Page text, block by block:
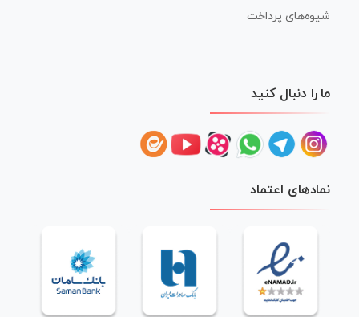
شیوه‌های پرداخت
ما را دنبال کنید
نمادهای اعتماد